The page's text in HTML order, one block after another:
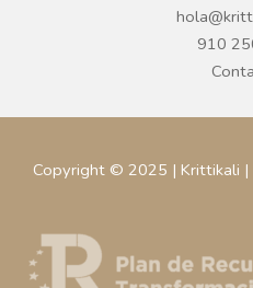
910
Copyright © 2025 | Krittikali |